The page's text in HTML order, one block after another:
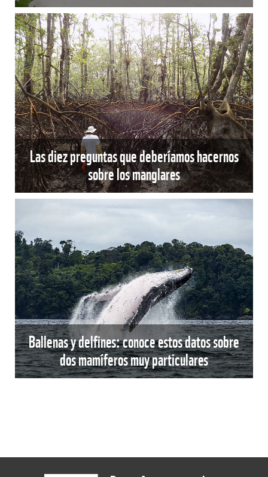
Las diez preguntas que deberíamos hacernos
sobre los manglares
Ballenas y delfines: conoce estos datos sobre
dos mamíferos muy particulares